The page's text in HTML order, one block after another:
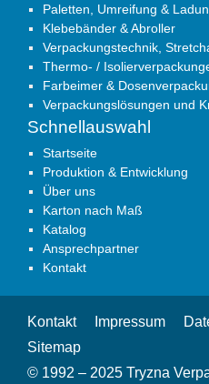
Paletten, Umreifung &
Klebebänder & Abroller
Verpackungstechnik,
Thermo- /
Farbeimer &
Verpackungslösungen und
Schnellauswahl
Startseite
Produktion & Entwicklung
Über uns
Karton nach Maß
Katalog
Ansprechpartner
Kontakt
Kontakt Impressum
Sitemap
© 1992 – 2025 Tryzna